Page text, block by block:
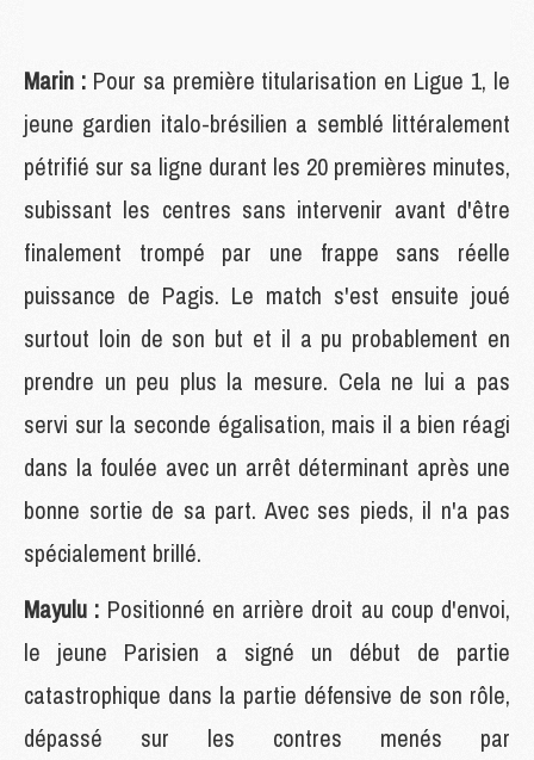
Marin : Pour sa première titularisation en Ligue 1, le
jeune gardien italo-brésilien a semblé littéralement
pétrifié sur sa ligne durant les 20 premières minutes,
subissant les centres sans intervenir avant d'être
finalement trompé par une frappe sans réelle
puissance de Pagis. Le match s'est ensuite joué
surtout loin de son but et il a pu probablement en
prendre un peu plus la mesure. Cela ne lui a pas
servi sur la seconde égalisation, mais il a bien réagi
dans la foulée avec un arrêt déterminant après une
bonne sortie de sa part. Avec ses pieds, il n'a pas
spécialement brillé.
Mayulu : Positionné en arrière droit au coup d'envoi,
le jeune Parisien a signé un début de partie
catastrophique dans la partie défensive de son rôle,
dépassé sur les contres menés par